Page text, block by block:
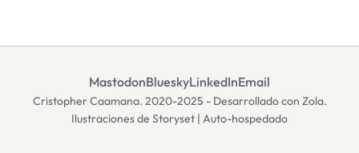
MastodonBlueskyLinkedInEmail
Cristopher Caamana. 2020-2025 - Desarrollado con Zola.
Ilustraciones de Storyset | Auto-hospedado